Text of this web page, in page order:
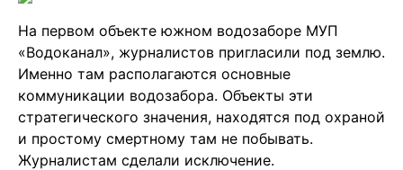
На первом объекте южном водозаборе МУП
«Водоканал», журналистов пригласили под землю.
Именно там располагаются основные
коммуникации водозабора. Объекты эти
стратегического значения, находятся под охраной
и простому смертному там не побывать.
Журналистам сделали исключение.